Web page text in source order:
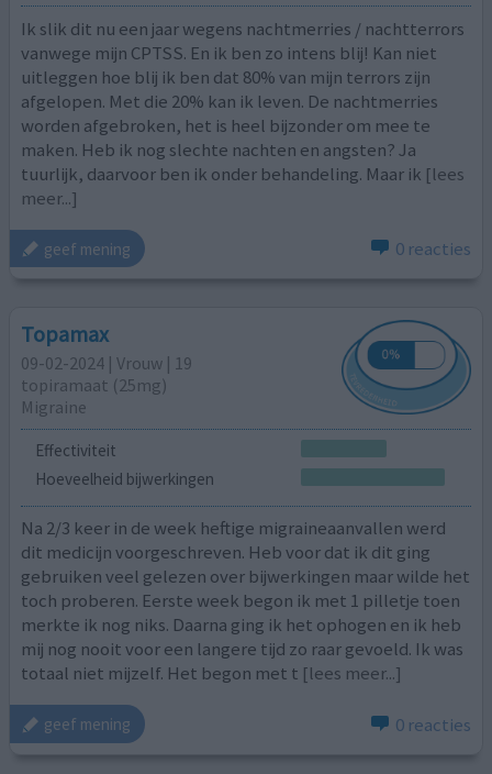
Ik slik dit nu een jaar wegens nachtmerries / nachtterrors
vanwege mijn CPTSS. En ik ben zo intens blij! Kan niet
uitleggen hoe blij ik ben dat 80% van mijn terrors zijn
afgelopen. Met die 20% kan ik leven. De nachtmerries
worden afgebroken, het is heel bijzonder om mee te
maken. Heb ik nog slechte nachten en angsten? Ja
tuurlijk, daarvoor ben ik onder behandeling. Maar ik [lees
meer...]
geef mening 0 reacties
Topamax
09-02-2024 | Vrouw | 19
topiramaat (25mg)
Migraine
Effectiviteit
Hoeveelheid bijwerkingen
Na 2/3 keer in de week heftige migraineaanvallen werd
dit medicijn voorgeschreven. Heb voor dat ik dit ging
gebruiken veel gelezen over bijwerkingen maar wilde het
toch proberen. Eerste week begon ik met 1 pilletje toen
merkte ik nog niks. Daarna ging ik het ophogen en ik heb
mij nog nooit voor een langere tijd zo raar gevoeld. Ik was
totaal niet mijzelf. Het begon met t [lees meer...]
geef mening 0 reacties